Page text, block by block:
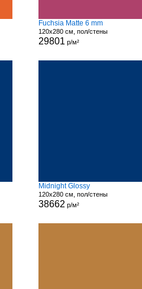
Fuchsia Matte 6 mm
120x280 см, пол/стены
29801 р/м²
Midnight Glossy
120x280 см, пол/стены
38662 р/м²